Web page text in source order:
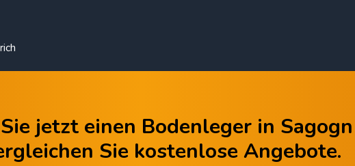
jetzt einen Bodenleger in Sagogn
Sie kostenlose Angebote.